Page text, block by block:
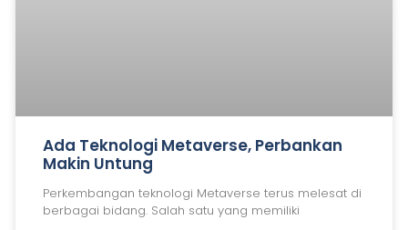
Ada Teknologi Metaverse, Perbankan
Makin Untung
Perkembangan teknologi Metaverse terus melesat di
berbagai bidang. Salah satu yang memiliki